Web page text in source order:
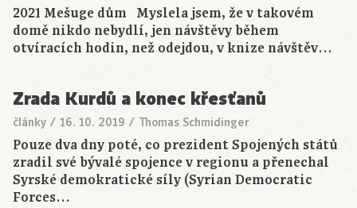
2021 Mešuge dům Myslela jsem, že v takovém
domě nikdo nebydlí, jen návštěvy během
otvíracích hodin, než odejdou, v knize návštěv…
Zrada Kurdů a konec křesťanů
články / 16. 10. 2019 / Thomas Schmidinger
Pouze dva dny poté, co prezident Spojených států
zradil své bývalé spojence v regionu a přenechal
Syrské demokratické síly (Syrian Democratic
Forces…